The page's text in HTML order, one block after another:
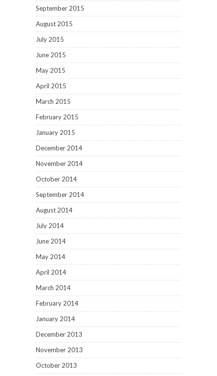
September 2015
August 2015
July 2015
June 2015
May 2015
April 2015
March 2015
February 2015
January 2015
December 2014
November 2014
October 2014
September 2014
August 2014
July 2014
June 2014
May 2014
April 2014
March 2014
February 2014
January 2014
December 2013
November 2013
October 2013